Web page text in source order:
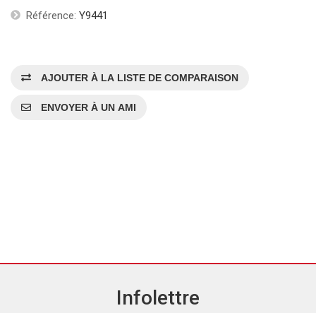
Référence: Y9441
AJOUTER À LA LISTE DE COMPARAISON
ENVOYER À UN AMI
Infolettre